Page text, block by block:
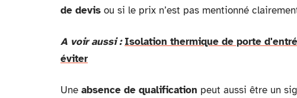
de devis ou si le prix n’est pas mentionné
A voir aussi : Isolation thermique de porte
éviter
Une absence de qualification peut aussi être un